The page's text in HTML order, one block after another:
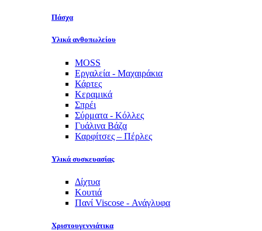
Πάσχα
Υλικά ανθοπωλείου
MOSS
Εργαλεία - Μαχαιράκια
Κάρτες
Κεραμικά
Σπρέι
Σύρματα - Κόλλες
Γυάλινα Βάζα
Καρφίτσες – Πέρλες
Υλικά συσκευασίας
Δίχτυα
Κουτιά
Πανί Viscose - Ανάγλυφα
Χριστουγεννιάτικα